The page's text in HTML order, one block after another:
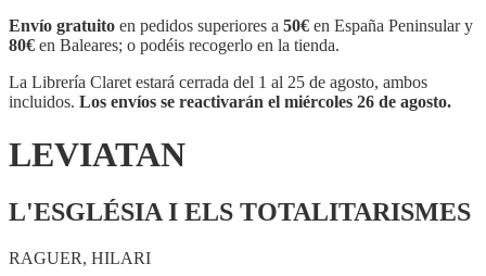
Envío gratuito en pedidos superiores a 50€ en España Peninsular y
80€ en Baleares; o podéis recogerlo en la tienda.
La Librería Claret estará cerrada del 1 al 25 de agosto, ambos
incluidos. Los envíos se reactivarán el miércoles 26 de agosto.
LEVIATAN
L'ESGLÉSIA I ELS TOTALITARISMES
RAGUER, HILARI